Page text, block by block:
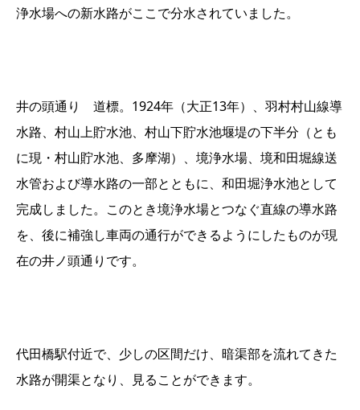
浄水場への新水路がここで分水されていました。
井の頭通り 道標。1924年（大正13年）、羽村村山線導
水路、村山上貯水池、村山下貯水池堰堤の下半分（とも
に現・村山貯水池、多摩湖）、境浄水場、境和田堀線送
水管および導水路の一部とともに、和田堀浄水池として
完成しました。このとき境浄水場とつなぐ直線の導水路
を、後に補強し車両の通行ができるようにしたものが現
在の井ノ頭通りです。
代田橋駅付近で、少しの区間だけ、暗渠部を流れてきた
水路が開渠となり、見ることができます。